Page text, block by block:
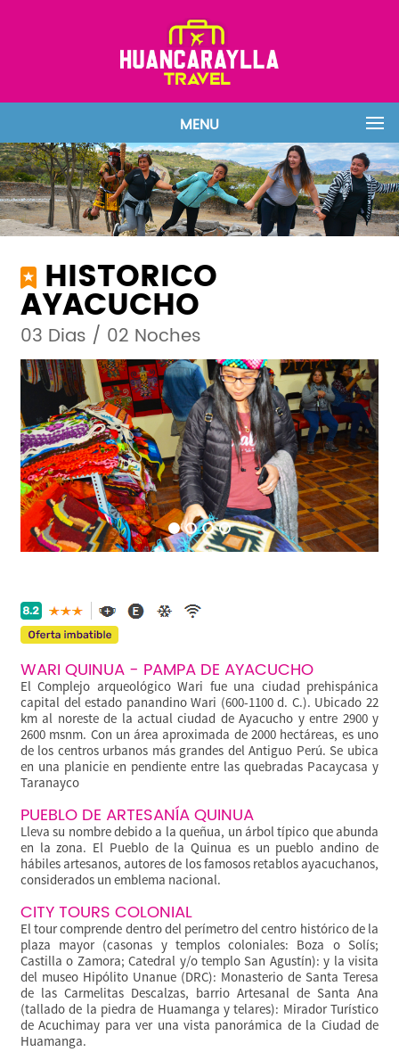
MENU
HISTORICO
AYACUCHO
03 Dias / 02 Noches
WARI QUINUA - PAMPA DE AYACUCHO
El Complejo arqueológico Wari fue una ciudad prehispánica
capital del estado panandino Wari (600-1100 d. C.). Ubicado 22
km al noreste de la actual ciudad de Ayacucho y entre 2900 y
2600 msnm. Con un área aproximada de 2000 hectáreas, es uno
de los centros urbanos más grandes del Antiguo Perú. Se ubica
en una planicie en pendiente entre las quebradas Pacaycasa y
Taranayco
PUEBLO DE ARTESANÍA QUINUA
Lleva su nombre debido a la queñua, un árbol típico que abunda
en la zona. El Pueblo de la Quinua es un pueblo andino de
hábiles artesanos, autores de los famosos retablos ayacuchanos,
considerados un emblema nacional.
CITY TOURS COLONIAL
El tour comprende dentro del perímetro del centro histórico de la
plaza mayor (casonas y templos coloniales: Boza o Solís;
Castilla o Zamora; Catedral y/o templo San Agustín): y la visita
del museo Hipólito Unanue (DRC): Monasterio de Santa Teresa
de las Carmelitas Descalzas, barrio Artesanal de Santa Ana
(tallado de la piedra de Huamanga y telares): Mirador Turístico
de Acuchimay para ver una vista panorámica de la Ciudad de
Huamanga.